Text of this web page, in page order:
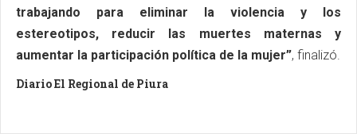
trabajando para eliminar la violencia y los
estereotipos, reducir las muertes maternas y
aumentar la participación política de la mujer”, finalizó.
Diario El Regional de Piura